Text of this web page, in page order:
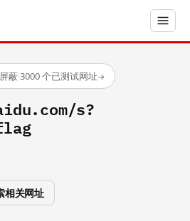
蔽·3000 个已测试网址→
s?
相关网址